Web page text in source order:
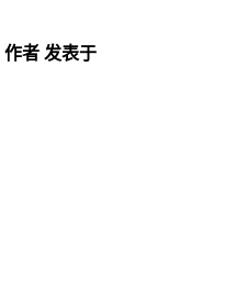
作者 发表于